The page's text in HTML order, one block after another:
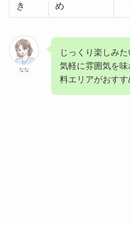
き
め
なな
じっくり楽しみた
気軽に雰囲気を
料エリアがおすす